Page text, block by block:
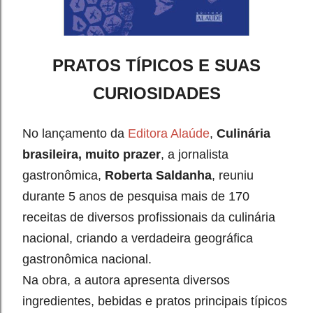
PRATOS TÍPICOS E SUAS
CURIOSIDADES
No lançamento da Editora Alaúde, Culinária
brasileira, muito prazer, a jornalista
gastronômica, Roberta Saldanha, reuniu
durante 5 anos de pesquisa mais de 170
receitas de diversos profissionais da culinária
nacional, criando a verdadeira geográfica
gastronômica nacional.
Na obra, a autora apresenta diversos
ingredientes, bebidas e pratos principais típicos